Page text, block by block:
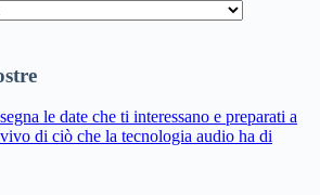
le date che ti interessano e preparati a
di ciò che la tecnologia audio ha di